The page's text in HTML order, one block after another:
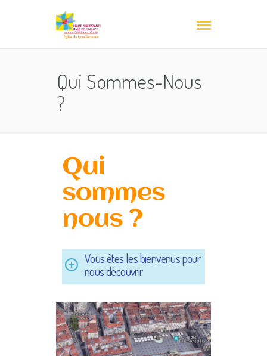
Qui Sommes-Nous
?
Qui
sommes
nous ?
Vous êtes les bienvenus pour
nous découvrir